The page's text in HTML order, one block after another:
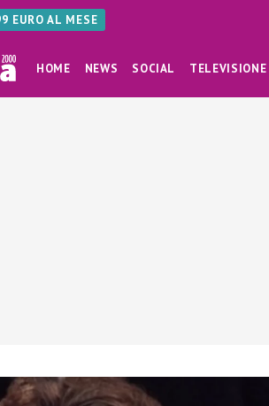
EURO AL MESE
HOME NEWS SOCIAL TELEVISIONE